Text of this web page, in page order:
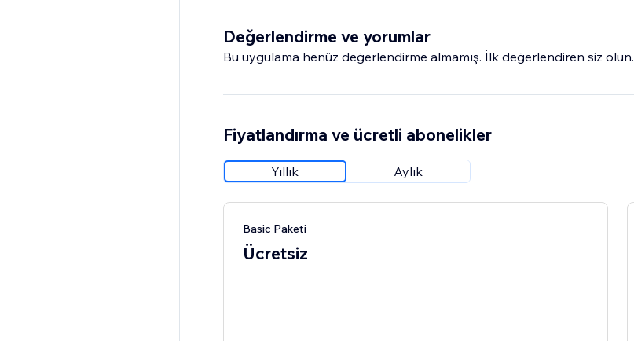
Değerlendirme ve yorumlar
Bu uygulama henüz değerlendirme almamış. İlk değerlendiren siz olun.
Fiyatlandırma ve ücretli abonelikler
Yıllık Aylık
Basic Paketi
Ücretsiz